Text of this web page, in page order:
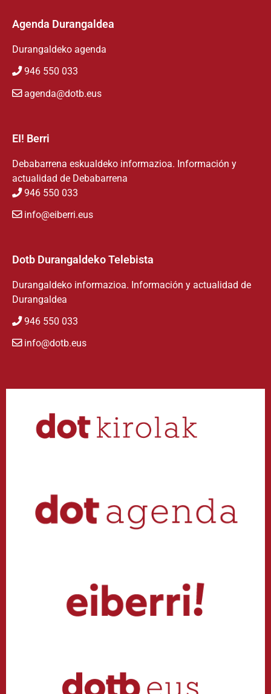
Agenda Durangaldea
Durangaldeko agenda
946 550 033
agenda@dotb.eus
EI! Berri
Debabarrena eskualdeko informazioa. Información y
actualidad de Debabarrena
946 550 033
info@eiberri.eus
Dotb Durangaldeko Telebista
Durangaldeko informazioa. Información y actualidad de
Durangaldea
946 550 033
info@dotb.eus